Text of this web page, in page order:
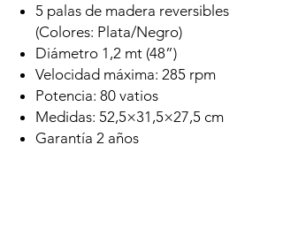
5 palas de madera reversibles
(Colores: Plata/Negro)
Diámetro 1,2 mt (48”)
Velocidad máxima: 285 rpm
Potencia: 80 vatios
Medidas: 52,5×31,5×27,5 cm
Garantía 2 años